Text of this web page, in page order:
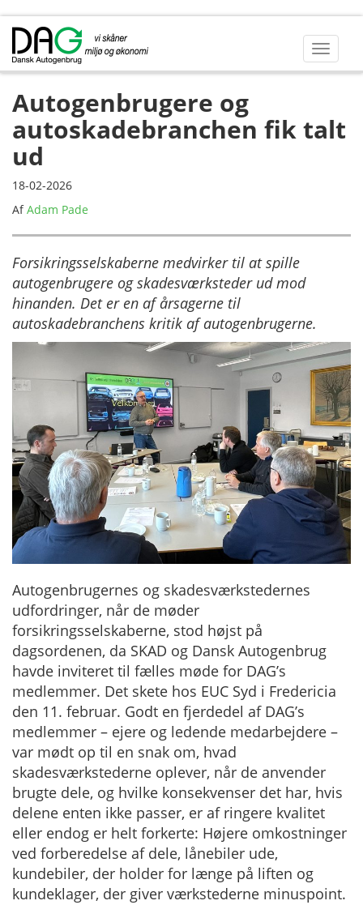
Autogenbrugere og
autoskadebranchen fik talt
ud
18-02-2026
AfAdam Pade
Forsikringsselskaberne medvirker til at spille
autogenbrugere og skadesværksteder ud mod
hinanden. Det er en af årsagerne til
autoskadebranchens kritik af autogenbrugerne.
Autogenbrugernes og skadesværkstedernes
udfordringer, når de møder
forsikringsselskaberne, stod højst på
dagsordenen, da SKAD og Dansk Autogenbrug
havde inviteret til fælles møde for DAG’s
medlemmer. Det skete hos EUC Syd i Fredericia
den 11. februar. Godt en fjerdedel af DAG’s
medlemmer – ejere og ledende medarbejdere –
var mødt op til en snak om, hvad
skadesværkstederne oplever, når de anvender
brugte dele, og hvilke konsekvenser det har, hvis
delene enten ikke passer, er af ringere kvalitet
eller endog er helt forkerte: Højere omkostninger
ved forberedelse af dele, lånebiler ude,
kundebiler, der holder for længe på liften og
kundeklager, der giver værkstederne minuspoint.